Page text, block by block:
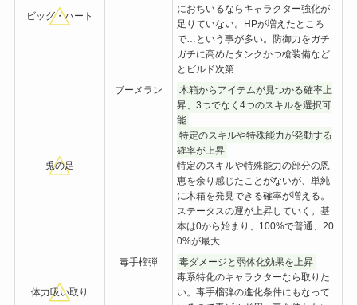
ビッグ・ハート
におちいるならキャラクター強化が
足りていない。HPが増えたところ
で…という事が多い。防御力をガチ
ガチに高めたタンクかつ槍装備など
とビルド次第
兎の足
ブーメラン
木箱からアイテムが見つかる確率上
昇、3つでなく4つのスキルを選択可
能
特定のスキルや特殊能力が発動する
確率が上昇
特定のスキルや特殊能力の部分の恩
恵を余り感じたことがないが、単純
に木箱を発見できる確率が増える。
ステータスの運が上昇していく。基
本は0から始まり、100%で普通、20
0%が最大
体力吸い取り
毒手榴弾
毒ダメージと弱体化効果を上昇
毒系特化のキャラクターなら取りた
い。毒手榴弾の進化条件にもなって